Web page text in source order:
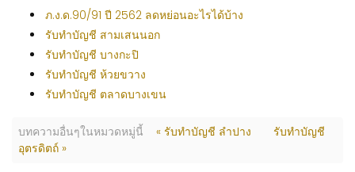
ภ.ง.ด.90/91 ปี 2562 ลดหย่อนอะไรได้บ้าง
รับทำบัญชี สามเสนนอก
รับทำบัญชี บางกะปิ
รับทำบัญชี ห้วยขวาง
รับทำบัญชี ตลาดบางเขน
บทความอื่นๆในหมวดหมู่นี้ « รับทำบัญชี ลำปาง
รับทำบัญชี
อุตรดิตถ์ »